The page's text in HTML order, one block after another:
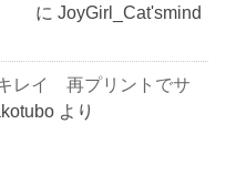
にJoyGirl_Cat'smind
レイ 再プリントでサ
より